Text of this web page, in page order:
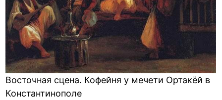
Восточная сцена. Кофейня у мечети Ортакёй в
Константинополе